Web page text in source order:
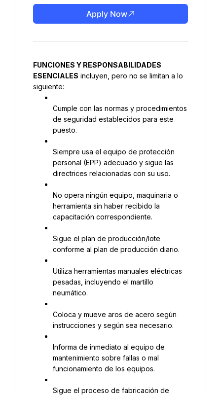
Apply Now
FUNCIONES Y RESPONSABILIDADES
ESENCIALES incluyen, pero no se limitan a lo
siguiente:
Cumple con las normas y procedimientos
de seguridad establecidos para este
puesto.
Siempre usa el equipo de protección
personal (EPP) adecuado y sigue las
directrices relacionadas con su uso.
No opera ningún equipo, maquinaria o
herramienta sin haber recibido la
capacitación correspondiente.
Sigue el plan de producción/lote
conforme al plan de producción diario.
Utiliza herramientas manuales eléctricas
pesadas, incluyendo el martillo
neumático.
Coloca y mueve aros de acero según
instrucciones y según sea necesario.
Informa de inmediato al equipo de
mantenimiento sobre fallas o mal
funcionamiento de los equipos.
Sigue el proceso de fabricación de